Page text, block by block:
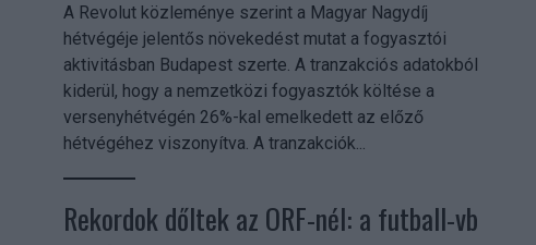
A Revolut közleménye szerint a Magyar Nagydíj
hétvégéje jelentős növekedést mutat a fogyasztói
aktivitásban Budapest szerte. A tranzakciós adatokból
kiderül, hogy a nemzetközi fogyasztók költése a
versenyhétvégén 26%-kal emelkedett az előző
hétvégéhez viszonyítva. A tranzakciók...
Rekordok dőltek az ORF-nél: a futball-vb